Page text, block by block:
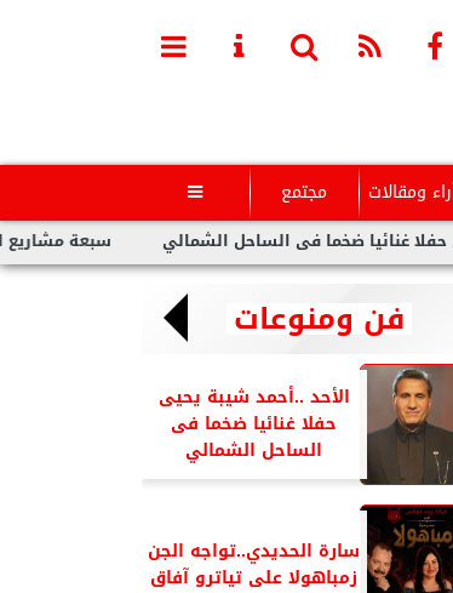
ومقالات مجتمع 
سبعة مشاريع لفنانين ضخما فى الساحل الشمالي
فن ومنوعات
الأحد ..أحمد شيبة يحيى
حفلا غنائيا ضخما فى
الساحل الشمالي
سارة الحديدي..تواجه الجن
زمباهولا على تياترو آفاق